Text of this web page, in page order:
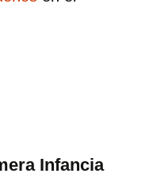
inglés para niños
Infancia